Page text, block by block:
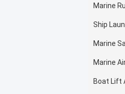
Marine
Ship
Marine
Marine
Boat Lift